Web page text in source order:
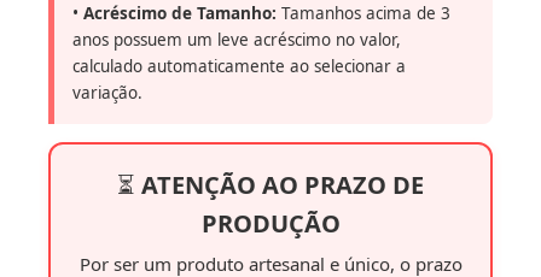
• Acréscimo de Tamanho: Tamanhos acima de 3
anos possuem um leve acréscimo no valor,
calculado automaticamente ao selecionar a
variação.
⏳ ATENÇÃO AO PRAZO DE
PRODUÇÃO
Por ser um produto artesanal e único, o prazo